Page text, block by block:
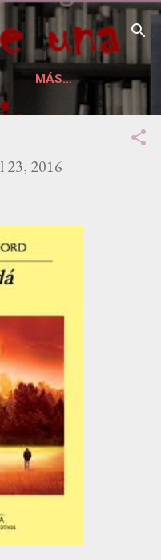
principal
Páginas
MÁS…
23, 2016